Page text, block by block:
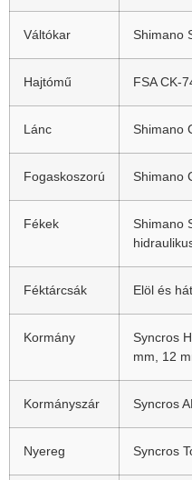
Váltókar Shimano
Hajtómű FSA CK-
Lánc Shimano
Fogaskoszorú Shimano
Fékek
Shimano
Féktárcsák Elöl és
Kormány
Syncros
mm, 12
Kormányszár Syncros
Nyereg Syncros